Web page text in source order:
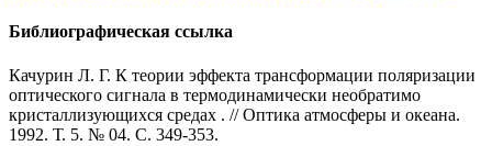
Библиографическая ссылка
Качурин Л. Г. К теории эффекта трансформации поляризации
оптического сигнала в термодинамически необратимо
кристаллизующихся средах . // Оптика атмосферы и океана.
1992. Т. 5. № 04. С. 349-353.